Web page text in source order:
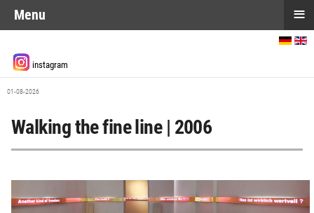
instagram
01-08-2026
Walking the fine line | 2006
Menu ≡